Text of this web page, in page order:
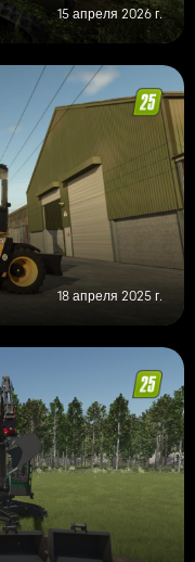
15 апреля 2026 г.
18 апреля 2025 г.